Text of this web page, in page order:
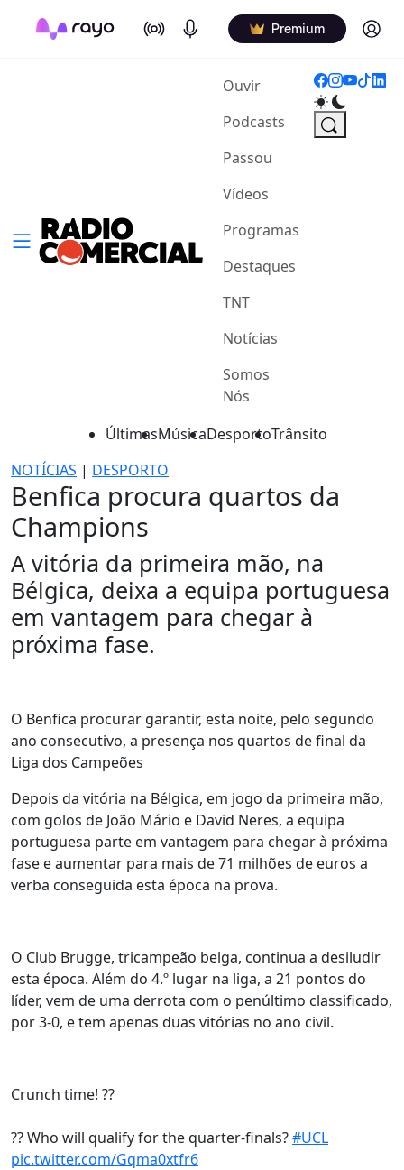
On Air Podcasts Premium Log in
Ouvir(current)
Podcasts
Passou
Vídeos
Programas
Destaques
TNT
Notícias
Somos
Nós
ÚltimasMúsicaDesportoTrânsito
NOTÍCIAS | DESPORTO
Benfica procura quartos da
Champions
A vitória da primeira mão, na
Bélgica, deixa a equipa portuguesa
em vantagem para chegar à
próxima fase.
O Benfica procurar garantir, esta noite, pelo segundo
ano consecutivo, a presença nos quartos de final da
Liga dos Campeões
Depois da vitória na Bélgica, em jogo da primeira mão,
com golos de João Mário e David Neres, a equipa
portuguesa parte em vantagem para chegar à próxima
fase e aumentar para mais de 71 milhões de euros a
verba conseguida esta época na prova.
O Club Brugge, tricampeão belga, continua a desiludir
esta época. Além do 4.º lugar na liga, a 21 pontos do
líder, vem de uma derrota com o penúltimo classificado,
por 3-0, e tem apenas duas vitórias no ano civil.
Crunch time! ??
?? Who will qualify for the quarter-finals?#UCL
pic.twitter.com/Gqma0xtfr6